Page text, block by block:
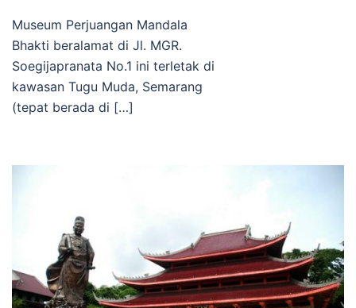
Museum Perjuangan Mandala
Bhakti beralamat di Jl. MGR.
Soegijapranata No.1 ini terletak di
kawasan Tugu Muda, Semarang
(tepat berada di […]